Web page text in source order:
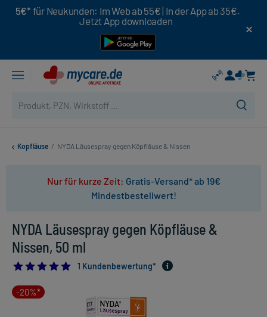
5€* für Neukunden: Im Web ab 55€ | In der App ab 35€.
Jetzt App downloaden
Kopfläuse / NYDA Läusespray gegen Köpfläuse & Nissen
Nur für kurze Zeit: Gratis-Versand* ab 19€
Mindestbestellwert!
NYDA Läusespray gegen Köpfläuse &
Nissen, 50 ml
5.01 Kundenbewertung*
-20%*